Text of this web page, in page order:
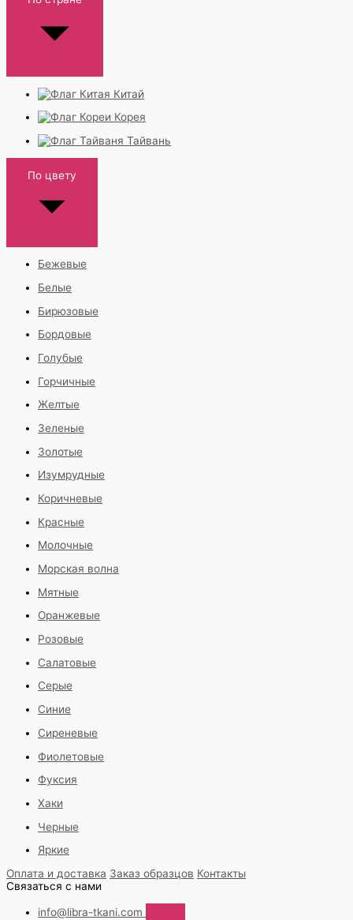
Китай
Корея
Тайвань
По цвету
Бежевые
Белые
Бирюзовые
Бордовые
Голубые
Горчичные
Желтые
Зеленые
Золотые
Изумрудные
Коричневые
Красные
Молочные
Морская волна
Мятные
Оранжевые
Розовые
Салатовые
Серые
Синие
Сиреневые
Фиолетовые
Фуксия
Хаки
Черные
Яркие
Оплата и доставка Заказ образцов Контакты
Связаться с нами
info@libra-tkani.com